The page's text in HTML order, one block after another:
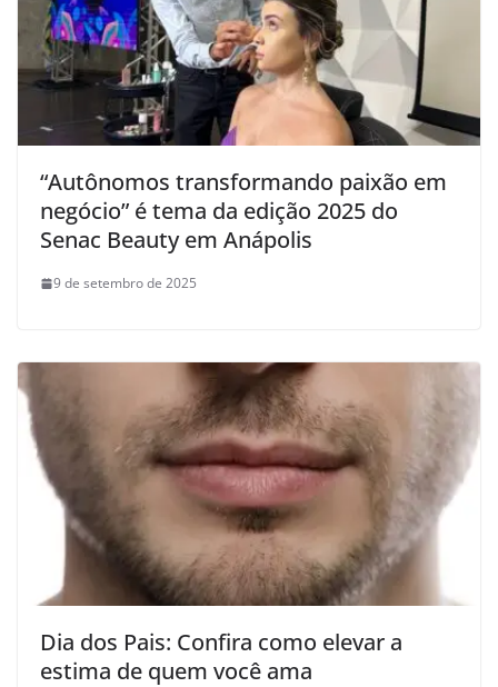
“Autônomos transformando paixão em
negócio” é tema da edição 2025 do
Senac Beauty em Anápolis
9 de setembro de 2025
Dia dos Pais: Confira como elevar a
estima de quem você ama